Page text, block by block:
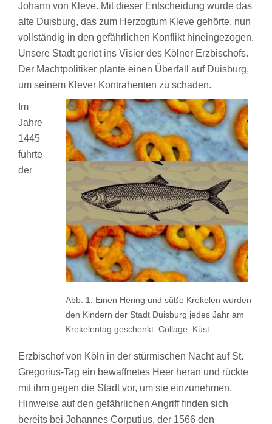
Johann von Kleve. Mit dieser Entscheidung wurde das
alte Duisburg, das zum Herzogtum Kleve gehörte, nun
vollständig in den gefährlichen Konflikt hineingezogen.
Unsere Stadt geriet ins Visier des Kölner Erzbischofs.
Der Machtpolitiker plante einen Überfall auf Duisburg,
um seinem Klever Kontrahenten zu schaden.
Abb. 1: Einen Hering und süße Krekelen wurden
den Kindern der Stadt Duisburg jedes Jahr am
Krekelentag geschenkt. Collage: Küst.
Im
Jahre
1445
führte
der
Erzbischof von Köln in der stürmischen Nacht auf St.
Gregorius-Tag ein bewaffnetes Heer heran und rückte
mit ihm gegen die Stadt vor, um sie einzunehmen.
Hinweise auf den gefährlichen Angriff finden sich
bereits bei Johannes Corputius, der 1566 den